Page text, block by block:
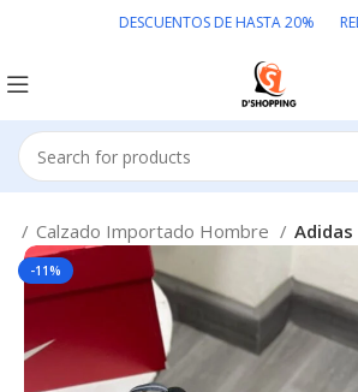
DESCUENTOS DE HASTA 20%
Calzado Importado Hombre
-11%